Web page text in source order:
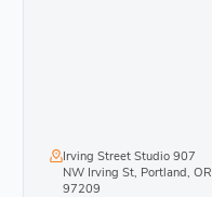
Irving Street Studio 907
NW Irving St, Portland, OR
97209